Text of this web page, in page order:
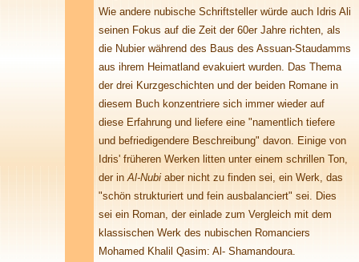
Wie andere nubische Schriftsteller würde auch Idris Ali
seinen Fokus auf die Zeit der 60er Jahre richten, als
die Nubier während des Baus des Assuan-Staudamms
aus ihrem Heimatland evakuiert wurden. Das Thema
der drei Kurzgeschichten und der beiden Romane in
diesem Buch konzentriere sich immer wieder auf
diese Erfahrung und liefere eine "namentlich tiefere
und befriedigendere Beschreibung" davon. Einige von
Idris' früheren Werken litten unter einem schrillen Ton,
der inAl-Nubi aber nicht zu finden sei, ein Werk, das
"schön strukturiert und fein ausbalanciert" sei. Dies
sei ein Roman, der einlade zum Vergleich mit dem
klassischen Werk des nubischen Romanciers
Mohamed Khalil Qasim: Al- Shamandoura.